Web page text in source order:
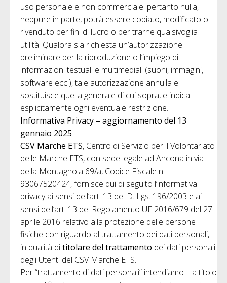
uso personale e non commerciale: pertanto nulla,
neppure in parte, potrà essere copiato, modificato o
rivenduto per fini di lucro o per trarne qualsivoglia
utilità. Qualora sia richiesta un’autorizzazione
preliminare per la riproduzione o l’impiego di
informazioni testuali e multimediali (suoni, immagini,
software ecc.), tale autorizzazione annulla e
sostituisce quella generale di cui sopra, e indica
esplicitamente ogni eventuale restrizione.
Informativa Privacy – aggiornamento del 13
gennaio 2025
CSV Marche ETS, Centro di Servizio per il Volontariato
delle Marche ETS, con sede legale ad Ancona in via
della Montagnola 69/a, Codice Fiscale n.
93067520424, fornisce qui di seguito l’informativa
privacy ai sensi dell’art. 13 del D. Lgs. 196/2003 e ai
sensi dell’art. 13 del Regolamento UE 2016/679 del 27
aprile 2016 relativo alla protezione delle persone
fisiche con riguardo al trattamento dei dati personali,
in qualità dititolare del trattamento dei dati personali
degli Utenti del CSV Marche ETS.
Per “trattamento di dati personali” intendiamo – a titolo